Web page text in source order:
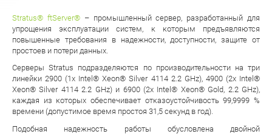
Stratus® ftServer®– промышленный сервер, разработанный для
упрощения эксплуатации систем, к которым предъявляются
повышенные требования в надежности, доступности, защите от
простоев и потери данных.
Серверы Stratus подразделяются по производительности на три
линейки 2900 (1х Intel® Xeon® Silver 4114 2.2 GHz), 4900 (2х Intel®
Xeon® Silver 4114 2.2 GHz) и 6900 (2х Intel® Xeon® Gold, 2.2 GHz),
каждая из которых обеспечивает отказоустойчивость 99,9999 %
времени (допустимое время простоя 31,5 секунд в год).
Подобная надежность работы обусловлена двойной